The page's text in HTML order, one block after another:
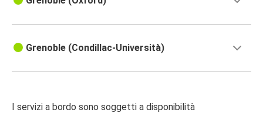
Grenoble (Condillac-Università)
I servizi a bordo sono soggetti a disponibilità